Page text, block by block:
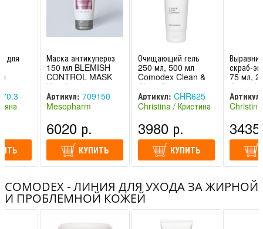
для
Маска антикупероз
150 мл BLEMISH
CONTROL MASK
Мезофарм /
Mesopharm
professional
Артикул: 709150
Mesopharm
(Россия)
6020 р.
КУПИТЬ
Очищающий гель
250 мл, 500 мл
Comodex Clean &
Clear Cleanser |
Christina
Артикул: CHR625
Christina / Кристина
3980 р.
КУПИТЬ
скраб-
75 мл,
Артикул:
COMODEX - ЛИНИЯ ДЛЯ УХОДА ЗА ЖИРНОЙ
И ПРОБЛЕМНОЙ КОЖЕЙ